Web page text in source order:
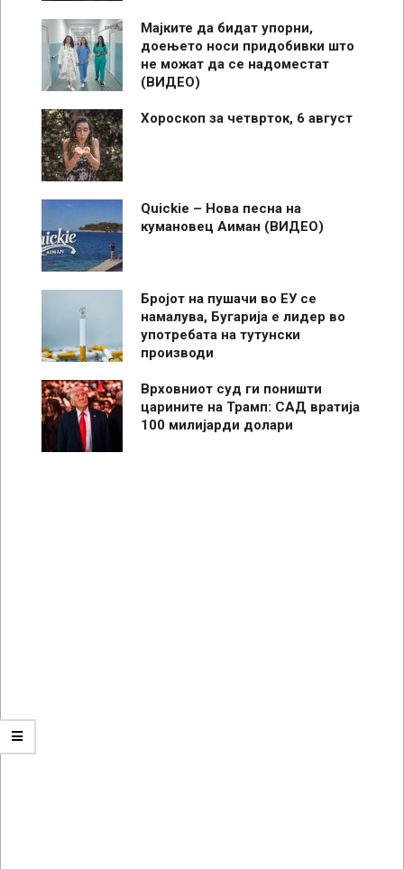
Мајките да бидат упорни,
доењето носи придобивки што
не можат да се надоместат
(ВИДЕО)
Хороскоп за четврток, 6 август
Quickie – Нова песна на
кумановец Аиман (ВИДЕО)
Бројот на пушачи во ЕУ се
намалува, Бугарија е лидер во
употребата на тутунски
производи
Врховниот суд ги поништи
царините на Трамп: САД вратија
100 милијарди долари